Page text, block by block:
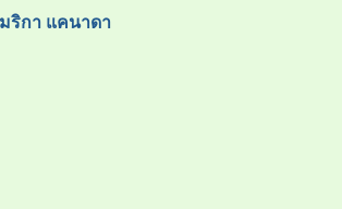
ริกา แคนาดา